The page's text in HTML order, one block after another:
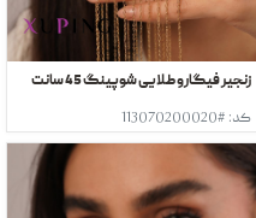
زنجیر فیگارو طلایی شوپینگ 45 سانت
کد: #113070200020